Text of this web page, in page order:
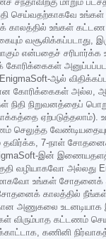
சந்தாவிற்கு மாறும்
செய்வதற்காகவே
உங்கள் கட்டண
வசூலிக்கப்படாது,
என்பதைச் சரிபார்க்க
கோரிக்கைகள்
EnigmaSoft-ஆல்
கோரிக்கைகள் அல்ல,
நிதி நிறுவனத்தைப்
செலுத்த
தவிர்க்க, 7-நாள்
இன்
வழியாகவோ அல்லது
உங்கள் சோதனைக்
காலத்தில் நீங்கள்
அணுகலை உடனடியாக
விரும்பாத கட்டணம்
கணினி